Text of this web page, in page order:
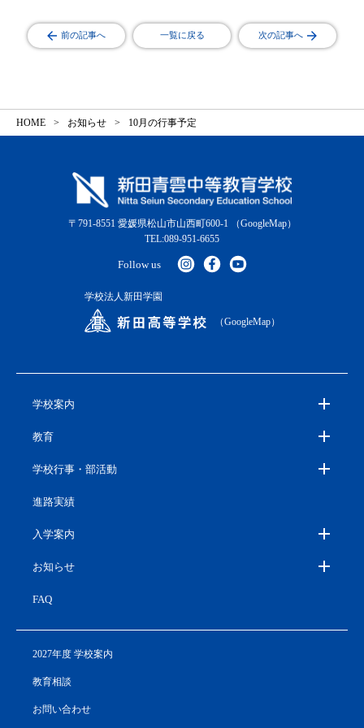
前の記事へ 一覧に戻る 次の記事へ
HOME お知らせ 10月の行事予定
〒791-8551 愛媛県松山市山西町600-1
（GoogleMap）
TEL:089-951-6655
Follow us
学校法人新田学園
（GoogleMap）
学校案内
教育
学校行事・部活動
進路実績
入学案内
お知らせ
FAQ
2027年度 学校案内
教育相談
お問い合わせ